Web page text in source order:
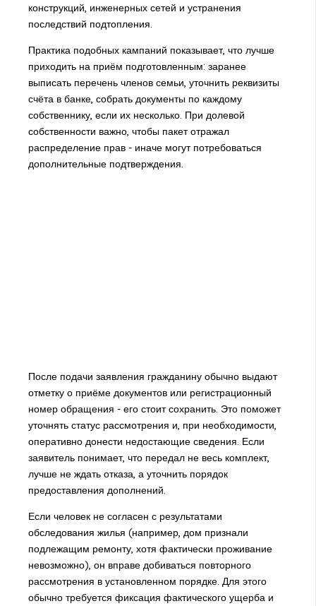
конструкций, инженерных сетей и устранения
последствий подтопления.
Практика подобных кампаний показывает, что лучше
приходить на приём подготовленным: заранее
выписать перечень членов семьи, уточнить реквизиты
счёта в банке, собрать документы по каждому
собственнику, если их несколько. При долевой
собственности важно, чтобы пакет отражал
распределение прав - иначе могут потребоваться
дополнительные подтверждения.
После подачи заявления гражданину обычно выдают
отметку о приёме документов или регистрационный
номер обращения - его стоит сохранить. Это поможет
уточнять статус рассмотрения и, при необходимости,
оперативно донести недостающие сведения. Если
заявитель понимает, что передал не весь комплект,
лучше не ждать отказа, а уточнить порядок
предоставления дополнений.
Если человек не согласен с результатами
обследования жилья (например, дом признали
подлежащим ремонту, хотя фактически проживание
невозможно), он вправе добиваться повторного
рассмотрения в установленном порядке. Для этого
обычно требуется фиксация фактического ущерба и